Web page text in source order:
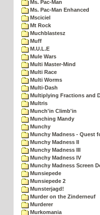
Ms. Pac-Man
Ms. Pac-Man Enhanced
Msciciel
Mt Rock
Muchblastesz
Muff
M.U.L.E
Mule Wars
Multi Master-Mind
Multi Race
Multi Worms
Multi-Dash
Multiplying Fractions and
Multris
Munch'in Climb'in
Munching Mandy
Munchy
Munchy Madness - Quest
Munchy Madness II
Munchy Madness III
Munchy Madness IV
Munchy Madness Screen
Munsiepede
Munsiepede 2
Munsterjagd!
Murder on the Zinderneuf
Murderer
Murkomania